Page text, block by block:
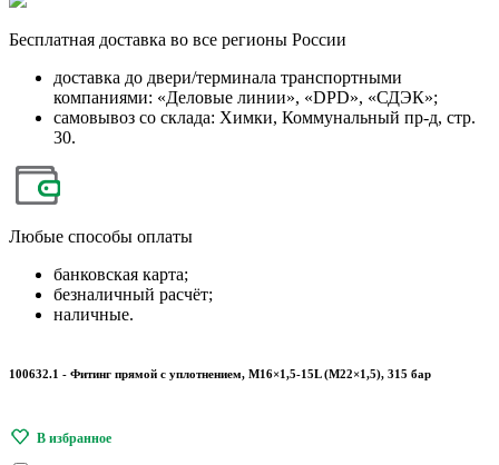
Бесплатная доставка во все регионы России
доставка до двери/терминала транспортными
компаниями: «Деловые линии», «DPD», «СДЭК»;
самовывоз со склада: Химки, Коммунальный пр-д, стр.
30.
Любые способы оплаты
банковская карта;
безналичный расчёт;
наличные.
100632.1 - Фитинг прямой с уплотнением, M16×1,5-15L (M22×1,5), 315 бар